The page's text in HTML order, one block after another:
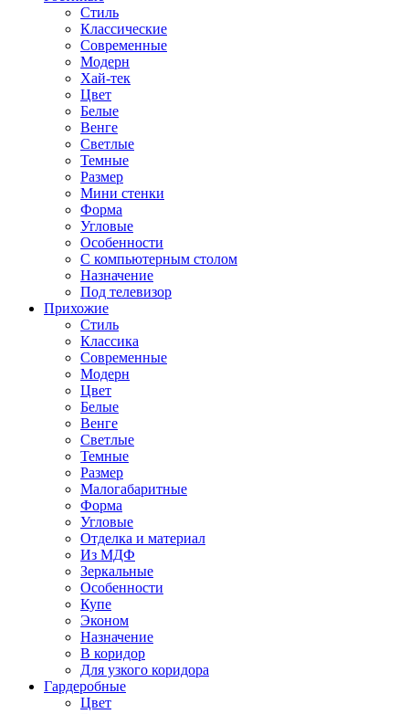
Стиль
Классические
Современные
Модерн
Хай-тек
Цвет
Белые
Венге
Светлые
Темные
Размер
Мини стенки
Форма
Угловые
Особенности
С компьютерным столом
Назначение
Под телевизор
Прихожие
Стиль
Классика
Современные
Модерн
Цвет
Белые
Венге
Светлые
Темные
Размер
Малогабаритные
Форма
Угловые
Отделка и материал
Из МДФ
Зеркальные
Особенности
Купе
Эконом
Назначение
В коридор
Для узкого коридора
Гардеробные
Цвет